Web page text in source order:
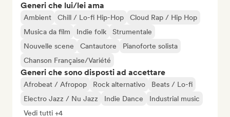
Generi che lui/lei ama
Ambient Chill / Lo-fi Hip-Hop
Cloud Rap / Hip Hop
Musica da film
Indie folk
Strumentale
Nouvelle scene
Cantautore
Pianoforte solista
Chanson Française/Variété
Generi che sono disposti ad accettare
Afrobeat / Afropop Rock alternativo
Beats / Lo-fi
Electro Jazz / Nu Jazz
Indie Dance
Industrial music
Vedi tutti +4